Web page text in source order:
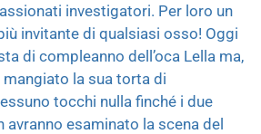
investigatori. Per loro un
invitante di qualsiasi osso! Oggi
di compleanno dell’oca Lella ma,
mangiato la sua torta di
tocchi nulla finché i due
avranno esaminato la scena del